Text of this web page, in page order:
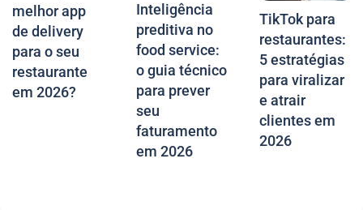
melhor app
de delivery
para o seu
restaurante
em 2026?
Inteligência
preditiva no
food service:
o guia técnico
para prever
seu
faturamento
em 2026
TikTok para
restaurantes:
5 estratégias
para viralizar
e atrair
clientes em
2026